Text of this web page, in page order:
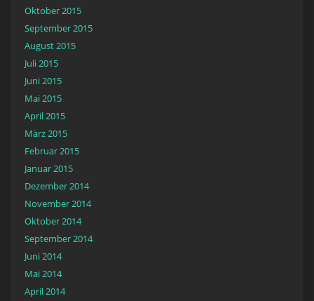
Oktober 2015
September 2015
August 2015
Juli 2015
Juni 2015
Mai 2015
April 2015
März 2015
Februar 2015
Januar 2015
Dezember 2014
November 2014
Oktober 2014
September 2014
Juni 2014
Mai 2014
April 2014